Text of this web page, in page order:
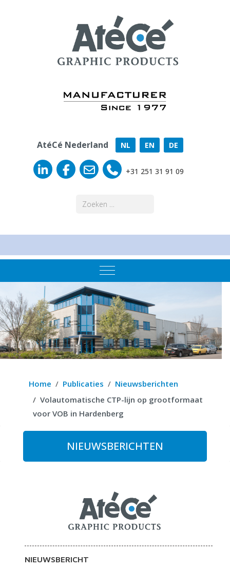
AtéCé Nederland NL EN DE
+31 251 31 91 09
Mobile Menu Toggle
Home Publicaties
Nieuwsberichten
Volautomatische CTP-lijn op grootformaat
voor VOB in Hardenberg
NIEUWSBERICHTEN
NIEUWSBERICHT